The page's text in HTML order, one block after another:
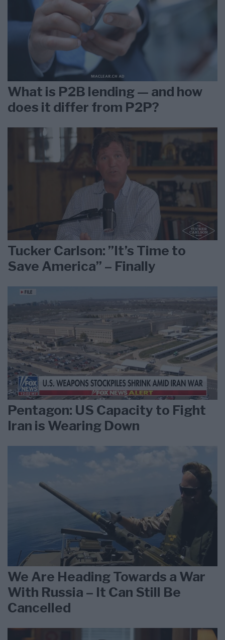
What is P2B lending — and how
does it differ from P2P?
Tucker Carlson: ”It’s Time to
Save America” – Finally
Pentagon: US Capacity to Fight
Iran is Wearing Down
We Are Heading Towards a War
With Russia – It Can Still Be
Cancelled